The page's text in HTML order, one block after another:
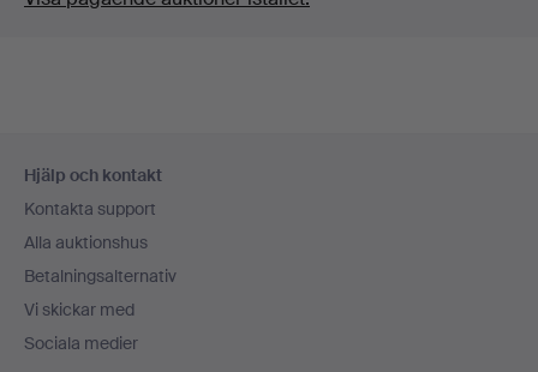
Hjälp och kontakt
Kontakta support
Alla auktionshus
Betalningsalternativ
Vi skickar med
Sociala medier